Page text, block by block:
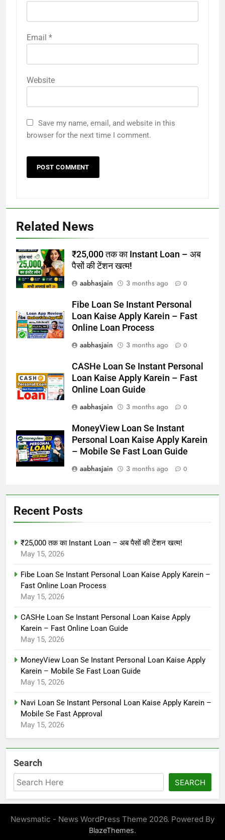
Email *
Website
Save my name, email, and website in this
browser for the next time I comment.
Related News
₹25,000 तक का Instant Loan – अब
पैसों की टेंशन खत्म!
aabhasjain
3 months ago 0
Fibe Loan Se Instant Personal
Loan Kaise Apply Karein – Fast
Online Loan Process
aabhasjain
3 months ago 0
CASHe Loan Se Instant Personal
Loan Kaise Apply Karein – Fast
Online Loan Guide
aabhasjain
3 months ago 0
MoneyView Loan Se Instant
Personal Loan Kaise Apply Karein
– Mobile Se Fast Loan Guide
aabhasjain
3 months ago 0
Recent Posts
₹25,000 तक का Instant Loan – अब पैसों की टेंशन खत्म!
May 15, 2026
Fibe Loan Se Instant Personal Loan Kaise Apply Karein –
Fast Online Loan Process
May 15, 2026
CASHe Loan Se Instant Personal Loan Kaise Apply
Karein – Fast Online Loan Guide
May 15, 2026
MoneyView Loan Se Instant Personal Loan Kaise Apply
Karein – Mobile Se Fast Loan Guide
May 15, 2026
Navi Loan Se Instant Personal Loan Kaise Apply Karein –
Mobile Se Fast Approval
May 15, 2026
Search
SEARCH
Newsmatic - News WordPress Theme 2026. Powered By
BlazeThemes.